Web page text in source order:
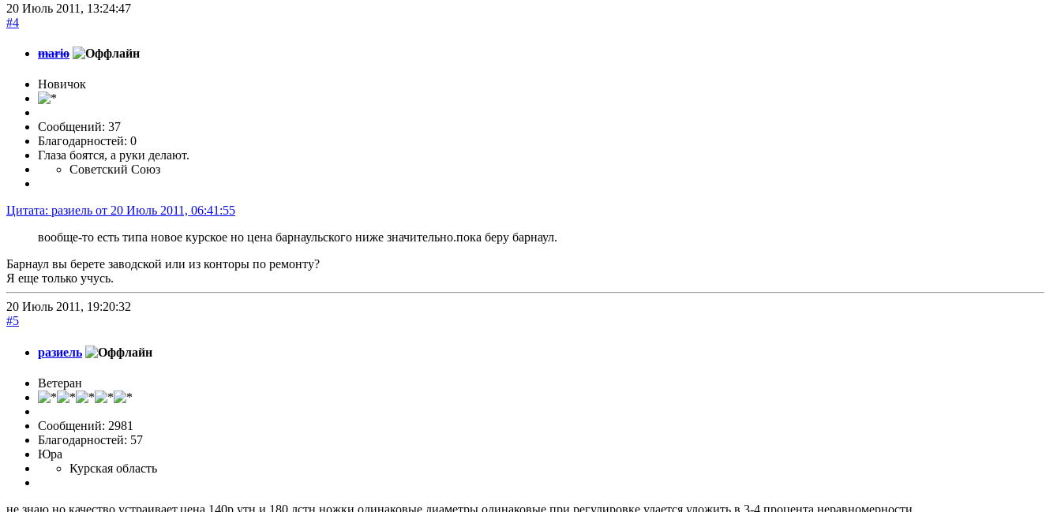
20 Июль 2011, 13:24:47
#4
mario
Новичок
Сообщений: 37
Благодарностей: 0
Глаза боятся, а руки делают.
Советский Союз
Цитата: разиель от 20 Июль 2011, 06:41:55
вообще-то есть типа новое курское но цена барнаульского ниже значительно.пока беру барнаул.
Барнаул вы берете заводской или из конторы по ремонту?
Я еще только учусь.
20 Июль 2011, 19:20:32
#5
разиель
Ветеран
Сообщений: 2981
Благодарностей: 57
Юра
Курская область
не знаю.но качество устраивает.цена 140р утн и 180 лстн.ножки одинаковые диаметры одинаковые.при регулировке удается уложить в 3-4 процента неравномерности.